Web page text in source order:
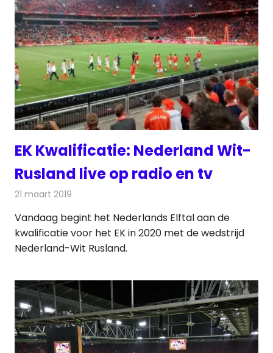
EK Kwalificatie: Nederland Wit-
Rusland live op radio en tv
21 maart 2019
Vandaag begint het Nederlands Elftal aan de
kwalificatie voor het EK in 2020 met de wedstrijd
Nederland-Wit Rusland.